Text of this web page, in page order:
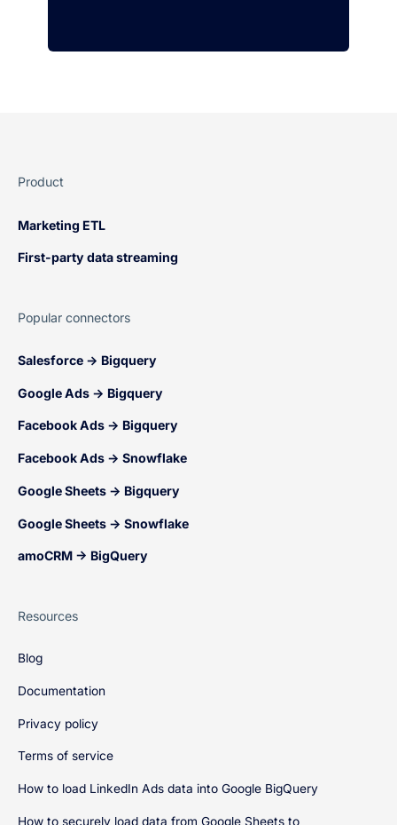
Product
Marketing ETL
First-party data streaming
Popular connectors
Salesforce → Bigquery
Google Ads → Bigquery
Facebook Ads → Bigquery
Facebook Ads → Snowflake
Google Sheets → Bigquery
Google Sheets → Snowflake
amoCRM → BigQuery
Resources
Blog
Documentation
Privacy policy
Terms of service
How to load LinkedIn Ads data into Google BigQuery
How to securely load data from Google Sheets to